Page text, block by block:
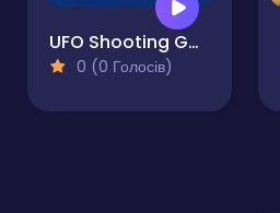
UFO Shooting Game
0 (0 Голосів)